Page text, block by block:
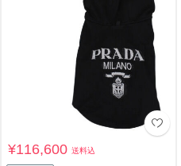
¥116,600送料込